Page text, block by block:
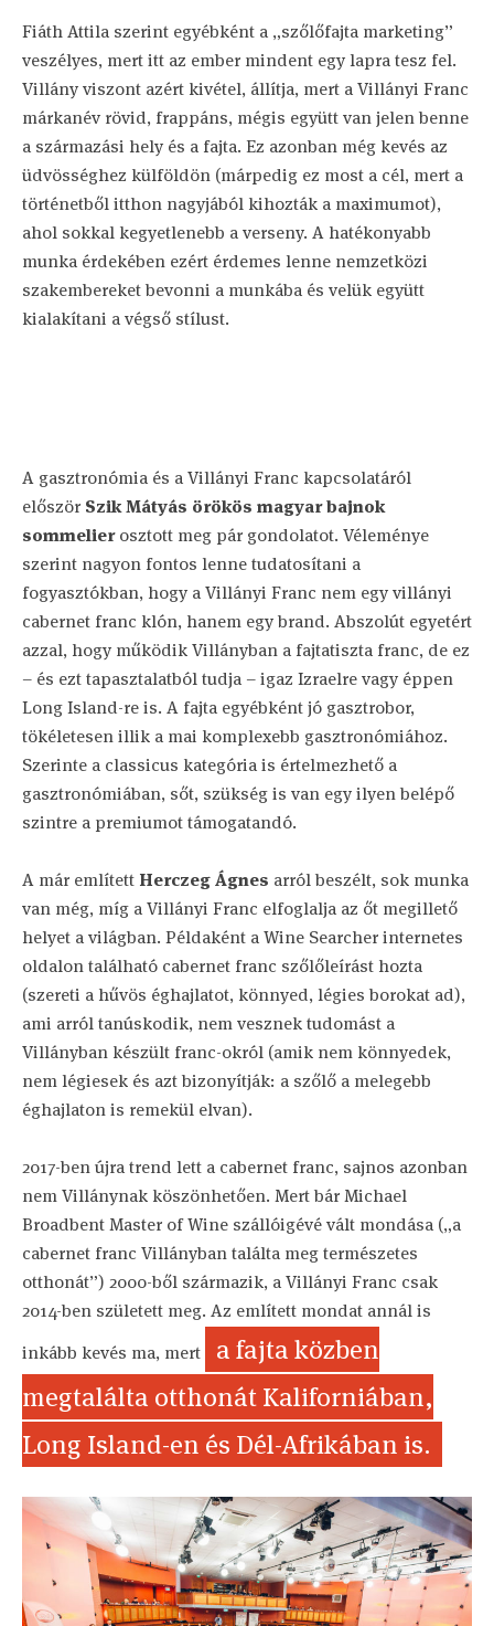
Fiáth Attila szerint egyébként a „szőlőfajta marketing”
veszélyes, mert itt az ember mindent egy lapra tesz fel.
Villány viszont azért kivétel, állítja, mert a Villányi Franc
márkanév rövid, frappáns, mégis együtt van jelen benne
a származási hely és a fajta. Ez azonban még kevés az
üdvösséghez külföldön (márpedig ez most a cél, mert a
történetből itthon nagyjából kihozták a maximumot),
ahol sokkal kegyetlenebb a verseny. A hatékonyabb
munka érdekében ezért érdemes lenne nemzetközi
szakembereket bevonni a munkába és velük együtt
kialakítani a végső stílust.
A gasztronómia és a Villányi Franc kapcsolatáról
először Szik Mátyás örökös magyar bajnok
sommelierosztott meg pár gondolatot. Véleménye
szerint nagyon fontos lenne tudatosítani a
fogyasztókban, hogy a Villányi Franc nem egy villányi
cabernet franc klón, hanem egy brand. Abszolút egyetért
azzal, hogy működik Villányban a fajtatiszta franc, de ez
– és ezt tapasztalatból tudja – igaz Izraelre vagy éppen
Long Island-re is. A fajta egyébként jó gasztrobor,
tökéletesen illik a mai komplexebb gasztronómiához.
Szerinte a classicus kategória is értelmezhető a
gasztronómiában, sőt, szükség is van egy ilyen belépő
szintre a premiumot támogatandó.
A már említett Herczeg Ágnes arról beszélt, sok munka
van még, míg a Villányi Franc elfoglalja az őt megillető
helyet a világban. Példaként a Wine Searcher internetes
oldalon található cabernet franc szőlőleírást hozta
(szereti a hűvös éghajlatot, könnyed, légies borokat ad),
ami arról tanúskodik, nem vesznek tudomást a
Villányban készült franc-okról (amik nem könnyedek,
nem légiesek és azt bizonyítják: a szőlő a melegebb
éghajlaton is remekül elvan).
2017-ben újra trend lett a cabernet franc, sajnos azonban
nem Villánynak köszönhetően. Mert bár Michael
Broadbent Master of Wine szállóigévé vált mondása („a
cabernet franc Villányban találta meg természetes
otthonát”) 2000-ből származik, a Villányi Franc csak
2014-ben született meg. Az említett mondat annál is
inkább kevés ma, mert
a fajta közben
megtalálta otthonát Kaliforniában,
Long Island-en és Dél-Afrikában is.